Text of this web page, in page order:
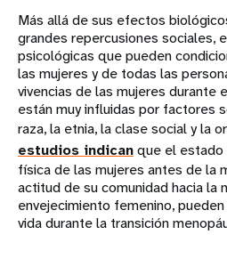
Más allá de sus efectos
grandes repercusiones sociales,
psicológicas que pueden
las mujeres y de todas las
vivencias de las mujeres durante
están muy influidas por factores
raza, la etnia, la clase social y la
estudios indicanque el estado
física de las mujeres antes de la
actitud de su comunidad hacia la
envejecimiento femenino,
vida durante la transición